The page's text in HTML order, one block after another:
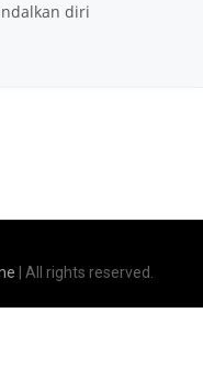
diri
| All rights reserved.